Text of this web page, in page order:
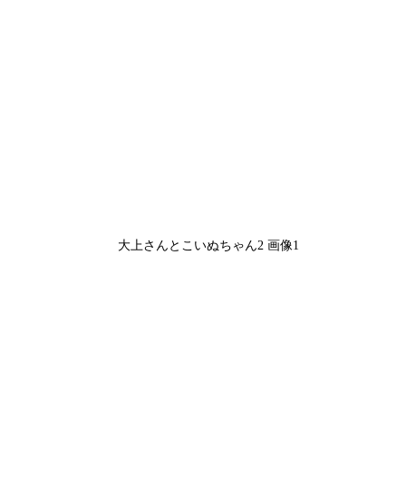
大上さんとこいぬちゃん2 画像1